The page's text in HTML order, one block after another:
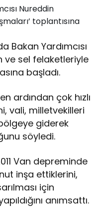
Nureddin
toplantısına
Bakan Yardımcısı
ve sel felaketleriyle
başladı.
ardından çok hızlı
vali, milletvekilleri
giderek
söyledi.
Van depreminde
inşa ettiklerini,
için
anımsattı.